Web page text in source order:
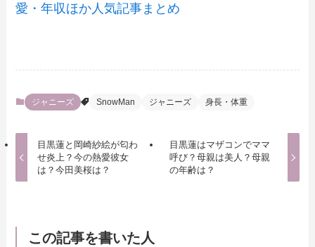
愛・年収ほか人気記事まとめ
ジャニーズ SnowMan ジャニーズ 身長・体重
目黒蓮と岡崎紗絵が匂わ
せ炎上？今の熱愛彼女
は？今田美桜は？
目黒蓮はマザコンでママ
呼び？母親は美人？母親
の年齢は？
この記事を書いた人